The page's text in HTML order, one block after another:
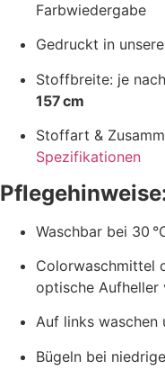
Farbwiedergabe
Gedruckt in
Stoffbreite: je
157 cm
Stoffart &
Spezifikationen
Waschbar bei 30
Colorwaschmittel
optische Aufheller
Auf links waschen
Bügeln bei